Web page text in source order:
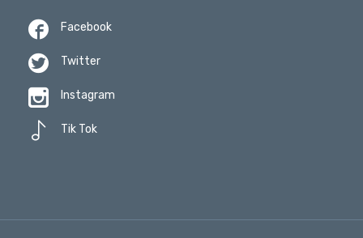
 Facebook
 Twitter
 Instagram
 Tik Tok